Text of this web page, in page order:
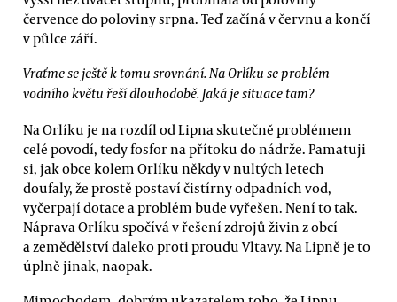
července do poloviny srpna. Teď začíná v červnu a končí
v půlce září.
Vraťme se ještě k tomu srovnání. Na Orlíku se problém
vodního květu řeší dlouhodobě. Jaká je situace tam?
Na Orlíku je na rozdíl od Lipna skutečně problémem
celé povodí, tedy fosfor na přítoku do nádrže. Pamatuji
si, jak obce kolem Orlíku někdy v nultých letech
doufaly, že prostě postaví čistírny odpadních vod,
vyčerpají dotace a problém bude vyřešen. Není to tak.
Náprava Orlíku spočívá v řešení zdrojů živin z obcí
a zemědělství daleko proti proudu Vltavy. Na Lipně je to
úplně jinak, naopak.